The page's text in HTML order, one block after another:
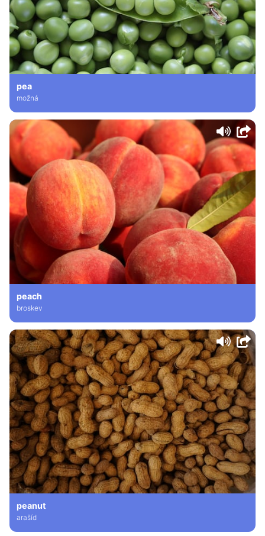
pea
možná
peach
broskev
peanut
arašíd